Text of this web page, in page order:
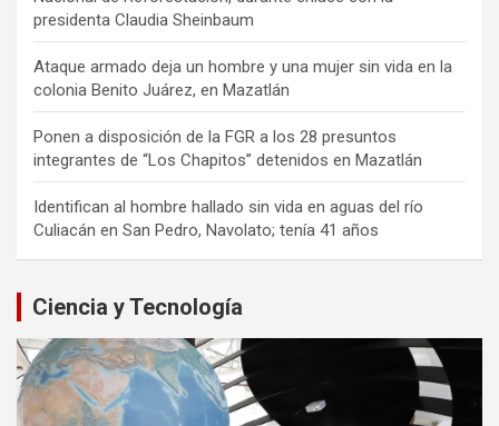
presidenta Claudia Sheinbaum
Ataque armado deja un hombre y una mujer sin vida en la
colonia Benito Juárez, en Mazatlán
Ponen a disposición de la FGR a los 28 presuntos
integrantes de “Los Chapitos” detenidos en Mazatlán
Identifican al hombre hallado sin vida en aguas del río
Culiacán en San Pedro, Navolato; tenía 41 años
Ciencia y Tecnología